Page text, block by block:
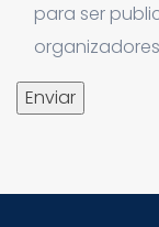
para ser
organizadores